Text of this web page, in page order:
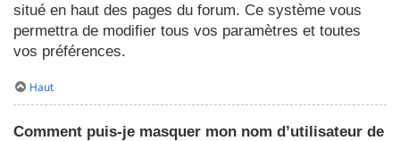
situé en haut des pages du forum. Ce système vous
permettra de modifier tous vos paramètres et toutes
vos préférences.
Haut
Comment puis-je masquer mon nom d’utilisateur de